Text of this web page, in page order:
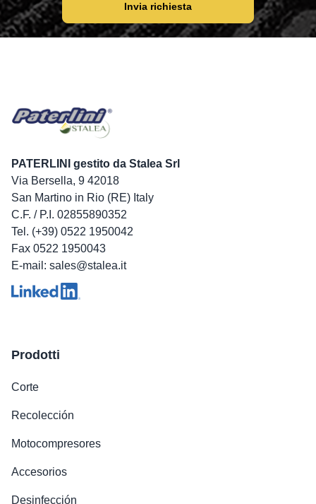
Invia richiesta
PATERLINI gestito da Stalea Srl
Via Bersella, 9 42018
San Martino in Rio (RE) Italy
C.F. / P.I. 02855890352
Tel. (+39) 0522 1950042
Fax 0522 1950043
E-mail: sales@stalea.it
Prodotti
Corte
Recolección
Motocompresores
Accesorios
Desinfección